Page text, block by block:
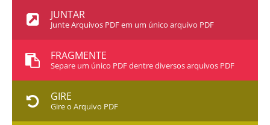
JUNTAR
Junte Arquivos PDF em um único arquivo PDF
FRAGMENTE
Separe um único PDF dentre diversos arquivos PDF
GIRE
Gire o Arquivo PDF